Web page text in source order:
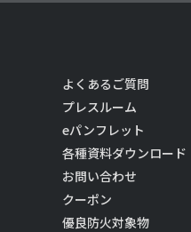
よくあるご質問
プレスルーム
eパンフレット
各種資料ダウンロード
お問い合わせ
クーポン
優良防火対象物